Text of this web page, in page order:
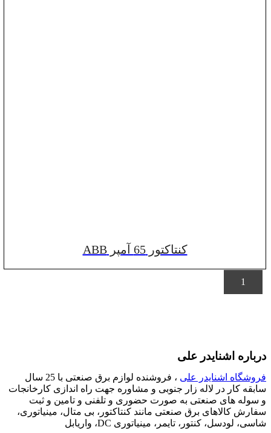
کنتاکتور 65 آمپر ABB
1
درباره اشنایدر علی
فروشگاه اشنایدر علی
، فروشنده لوازم برق صنعتی با 25 سال
سابقه کار در لاله زار جنوبی و مشاوره جهت راه اندازی کارخانجات
و سوله های صنعتی به صورت حضوری و تلفنی و تامین و ثبت
سفارش کالاهای برق صنعتی مانند کنتاکتور، بی متال، مینیاتوری،
شاسی، لودسل، کنتور، تایمر، مینیاتوری DC، واریابل